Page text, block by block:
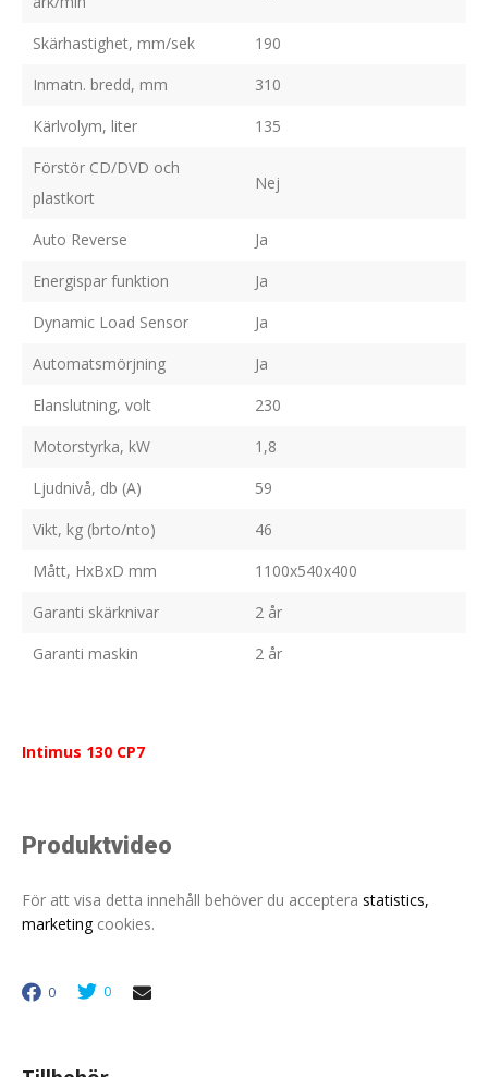
Skärhastighet, mm/sek
190
Inmatn. bredd, mm
310
Kärlvolym, liter
135
Förstör CD/DVD och
plastkort
Nej
Auto Reverse
Ja
Energispar funktion
Ja
Dynamic Load Sensor
Ja
Automatsmörjning
Ja
Elanslutning, volt
230
Motorstyrka, kW
1,8
Ljudnivå, db (A)
59
Vikt, kg (brto/nto)
46
Mått, HxBxD mm
1100x540x400
Garanti skärknivar
2 år
Garanti maskin
2 år
Intimus 130 CP7
Produktvideo
För att visa detta innehåll behöver du acceptera statistics,
marketingcookies.
0 0